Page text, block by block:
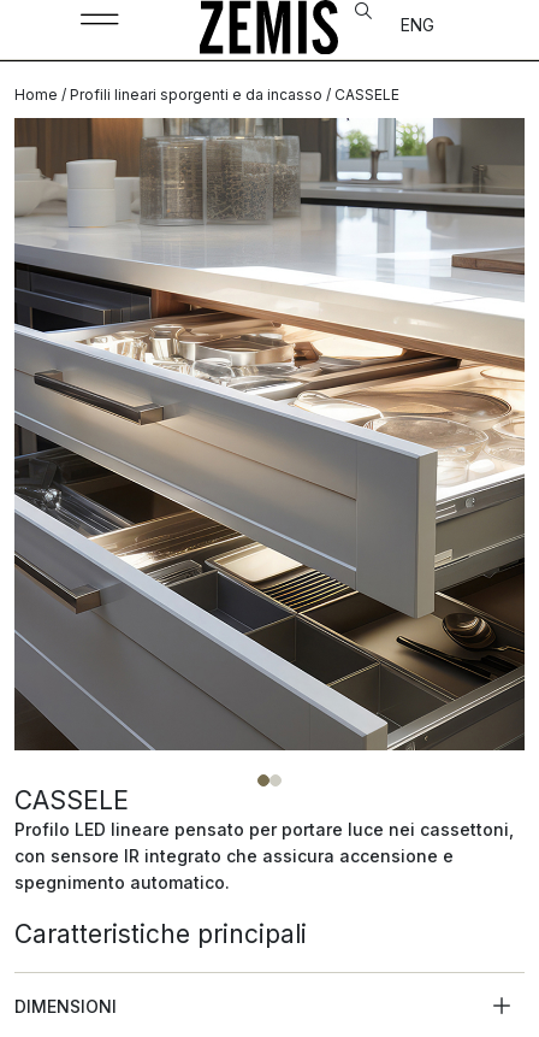
ENG
Home / Profili lineari sporgenti e da incasso / CASSELE
CASSELE
Profilo LED lineare pensato per portare luce nei cassettoni,
con sensore IR integrato che assicura accensione e
spegnimento automatico.
Caratteristiche principali
DIMENSIONI